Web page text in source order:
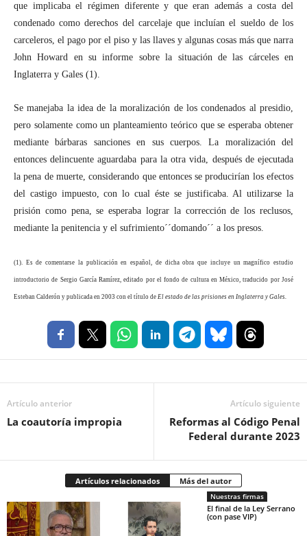
que implicaba el régimen diferente y que eran además a costa del
condenado como derechos del carcelaje que incluían el sueldo de los
carceleros, el pago por el piso y las llaves y algunas cosas más que narra
John Howard en su informe sobre la situación de las cárceles en
Inglaterra y Gales (1).
Se manejaba la idea de la moralización de los condenados al presidio,
pero solamente como un planteamiento teórico que se esperaba obtener
mediante bárbaras sanciones en sus cuerpos. La moralización del
entonces delincuente aguardaba para la otra vida, después de ejecutada
la pena de muerte, considerando que entonces se producirían los efectos
del castigo impuesto, con lo cual éste se justificaba. Al utilizarse la
prisión como pena, se esperaba lograr la corrección de los reclusos,
mediante la penitencia y el sufrimiento´´domando´´ a los presos.
(1). Es de comentarse la publicación en español, de dicha obra que incluye un magnífico estudio
introductorio de Sergio García Ramírez, editado por el fondo de cultura en México, traducido por José
Esteban Calderón y publicada en 2003 con el título de El estado de las prisiones en Inglaterra y Gales.
Artículo anterior
La coautoría impropia
Artículo siguiente
Reformas al Código Penal
Federal durante 2023
Artículos relacionados Más del autor
Nuestras firmas
El final de la Ley Serrano
(con pase VIP)